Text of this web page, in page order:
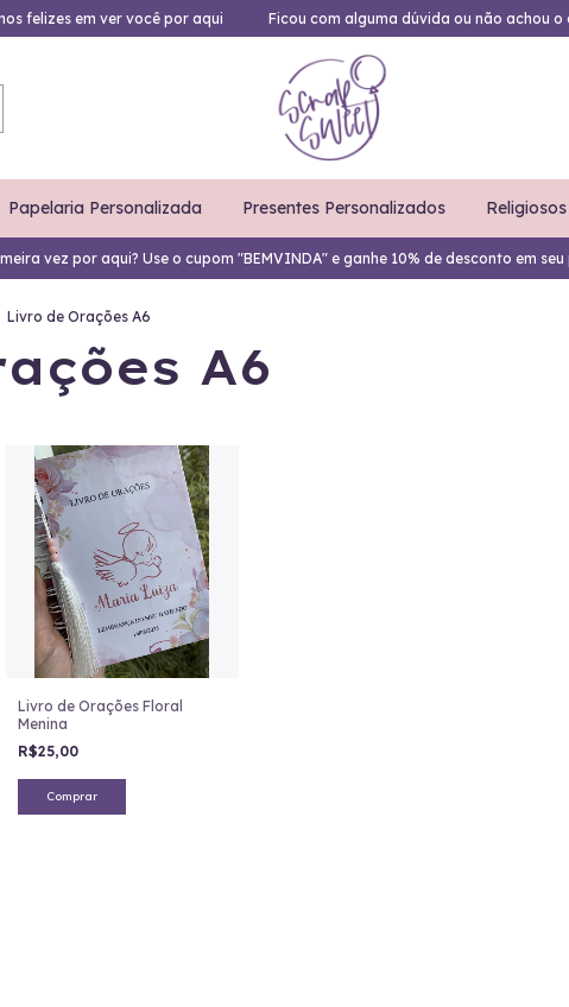
felizes em ver você por aqui Ficou com alguma dúvida ou não achou
Papelaria Personalizada Presentes Personalizados Religiosos
vez por aqui? Use o cupom "BEMVINDA" e ganhe 10% de desconto em
Livro de Orações A6
A6
Livro de Orações Floral
Menina
R$25,00
Comprar